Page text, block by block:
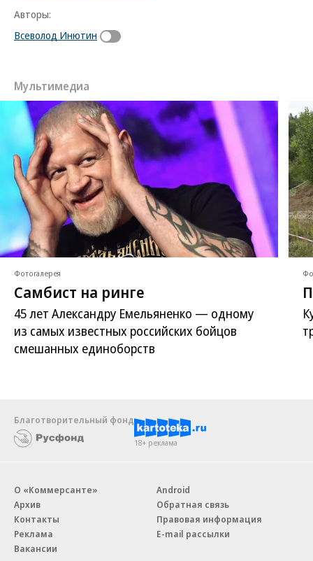
Авторы:
Всеволод Инютин
Мультимедиа
Фотогалерея
Самбист на ринге
45 лет Александру Емельяненко — одному
из самых известных российских бойцов
смешанных единоборств
Благотворительный фонд
18+ реклама
О «Коммерсанте»
Архив
Контакты
Реклама
Вакансии
Android
Обратная связь
Правовая информация
E-mail рассылки